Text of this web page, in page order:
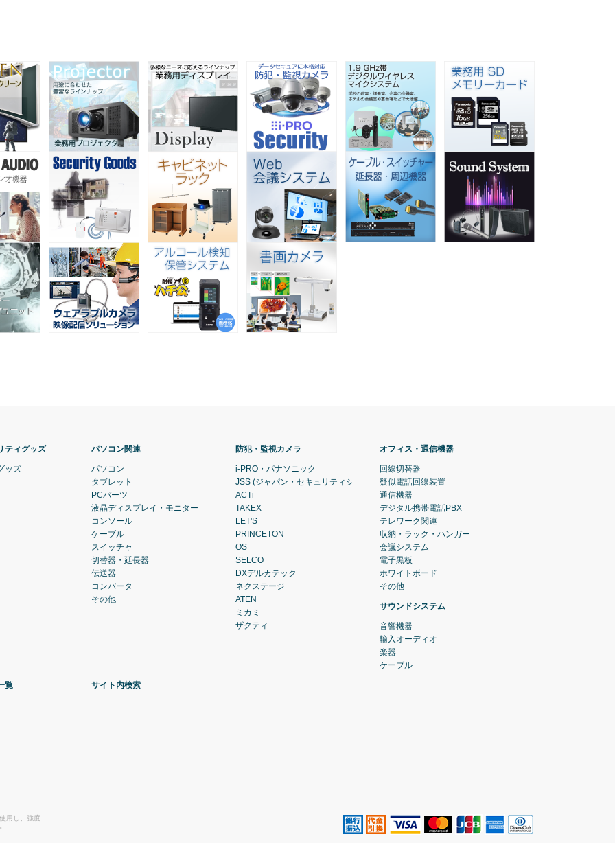
ティグッズ
ッズ
パソコン関連
パソコン
タブレット
PCパーツ
液晶ディスプレイ・モニター
コンソール
ケーブル
スイッチャ
切替器・延長器
伝送器
コンバータ
その他
防犯・監視カメラ
i-PRO・パナソニック
JSS (ジャパン・セキュリティシステム)
ACTi
TAKEX
LET'S
PRINCETON
OS
SELCO
DXデルカテック
ネクステージ
ATEN
ミカミ
ザクティ
オフィス・通信機器
回線切替器
疑似電話回線装置
通信機器
デジタル携帯電話PBX
テレワーク関連
収納・ラック・ハンガー
会議システム
電子黒板
ホワイトボード
その他
サウンドシステム
音響機器
輸入オーディオ
楽器
ケーブル
覧 サイト内検索
用し、強度